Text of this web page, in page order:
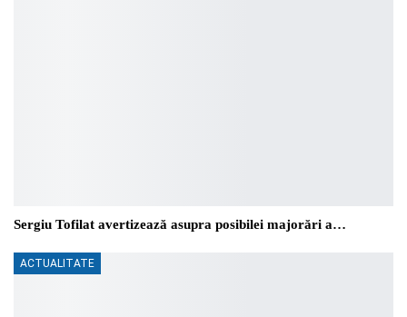
Sergiu Tofilat avertizează asupra posibilei majorări a…
ACTUALITATE